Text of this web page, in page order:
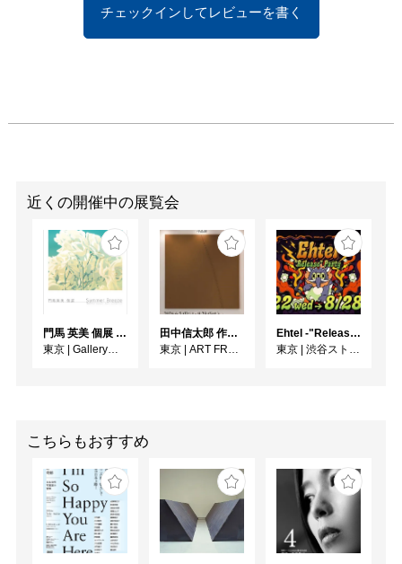
チェックインしてレビューを書く
近くの開催中の展覧会
門馬 英美 個展 Summer Breeze
東京 | Gallery子の星
田中信太郎 作品展
東京 | ART FRONT GALLERY
Ehtel -"Release" Party
東京 | 渋谷ストリームホール
こちらもおすすめ